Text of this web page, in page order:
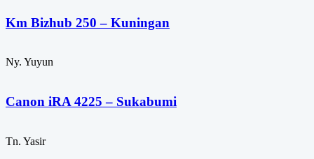
Km Bizhub 250 – Kuningan
Ny. Yuyun
Canon iRA 4225 – Sukabumi
Tn. Yasir